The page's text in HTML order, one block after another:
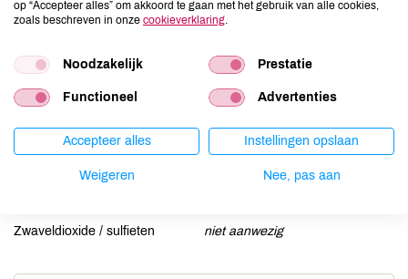
Lupine
niet aanwezig
Noten
aanwezig
Schaaldieren
niet aanwezig
Selderij
kan bevatten
Sesam
kan bevatten
Soja
kan bevatten
niet aanwezig
Zwaveldioxide / sulfieten
niet aanwezig
op “Accepteer alles” om akkoord te gaan met het gebruik van alle cookies,
zoals beschreven in onze cookieverklaring
Noodzakelijk Prestatie
Functioneel Advertenties
Accepteer alles Instellingen opslaan
Weigeren Nee, pas aan